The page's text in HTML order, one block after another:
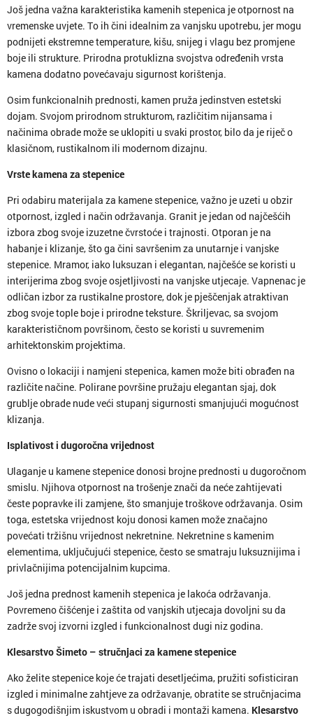
Još jedna važna karakteristika kamenih stepenica je otpornost na
vremenske uvjete. To ih čini idealnim za vanjsku upotrebu, jer mogu
podnijeti ekstremne temperature, kišu, snijeg i vlagu bez promjene
boje ili strukture. Prirodna protuklizna svojstva određenih vrsta
kamena dodatno povećavaju sigurnost korištenja.
Osim funkcionalnih prednosti, kamen pruža jedinstven estetski
dojam. Svojom prirodnom strukturom, različitim nijansama i
načinima obrade može se uklopiti u svaki prostor, bilo da je riječ o
klasičnom, rustikalnom ili modernom dizajnu.
Vrste kamena za stepenice
Pri odabiru materijala za kamene stepenice, važno je uzeti u obzir
otpornost, izgled i način održavanja. Granit je jedan od najčešćih
izbora zbog svoje izuzetne čvrstoće i trajnosti. Otporan je na
habanje i klizanje, što ga čini savršenim za unutarnje i vanjske
stepenice. Mramor, iako luksuzan i elegantan, najčešće se koristi u
interijerima zbog svoje osjetljivosti na vanjske utjecaje. Vapnenac je
odličan izbor za rustikalne prostore, dok je pješčenjak atraktivan
zbog svoje tople boje i prirodne teksture. Škriljevac, sa svojom
karakterističnom površinom, često se koristi u suvremenim
arhitektonskim projektima.
Ovisno o lokaciji i namjeni stepenica, kamen može biti obrađen na
različite načine. Polirane površine pružaju elegantan sjaj, dok
grublje obrade nude veći stupanj sigurnosti smanjujući mogućnost
klizanja.
Isplativost i dugoročna vrijednost
Ulaganje u kamene stepenice donosi brojne prednosti u dugoročnom
smislu. Njihova otpornost na trošenje znači da neće zahtijevati
česte popravke ili zamjene, što smanjuje troškove održavanja. Osim
toga, estetska vrijednost koju donosi kamen može značajno
povećati tržišnu vrijednost nekretnine. Nekretnine s kamenim
elementima, uključujući stepenice, često se smatraju luksuznijima i
privlačnijima potencijalnim kupcima.
Još jedna prednost kamenih stepenica je lakoća održavanja.
Povremeno čišćenje i zaštita od vanjskih utjecaja dovoljni su da
zadrže svoj izvorni izgled i funkcionalnost dugi niz godina.
Klesarstvo Šimeto – stručnjaci za kamene stepenice
Ako želite stepenice koje će trajati desetljećima, pružiti sofisticiran
izgled i minimalne zahtjeve za održavanje, obratite se stručnjacima
s dugogodišnjim iskustvom u obradi i montaži kamena. Klesarstvo